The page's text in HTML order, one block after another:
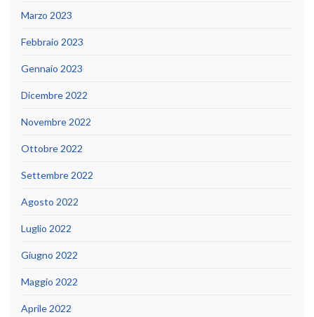
Marzo 2023
Febbraio 2023
Gennaio 2023
Dicembre 2022
Novembre 2022
Ottobre 2022
Settembre 2022
Agosto 2022
Luglio 2022
Giugno 2022
Maggio 2022
Aprile 2022